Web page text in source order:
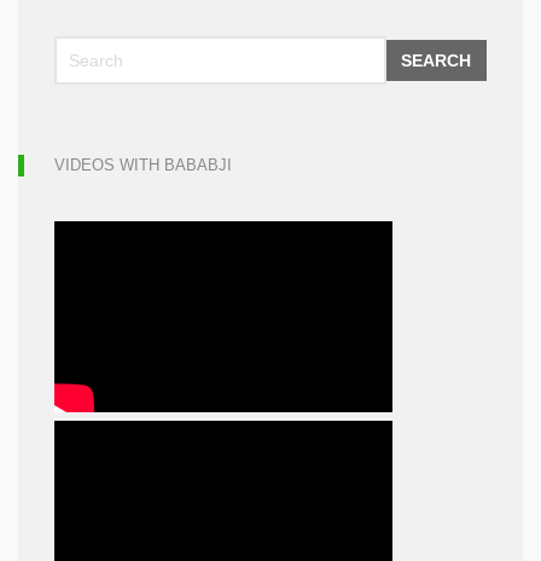
SEARCH
VIDEOS WITH BABABJI